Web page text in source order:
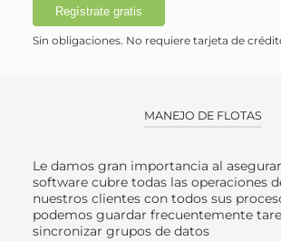
Regístrate gratis
Sin obligaciones. No requiere tarjeta de
MANEJO DE FLOTAS
Le damos gran importancia al
software cubre todas las operaciones
nuestros clientes con todos sus
podemos guardar frecuentemente
sincronizar grupos de datos